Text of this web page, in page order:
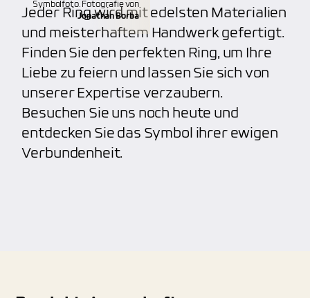
Jeder Ring wird mit edelsten Materialien
und meisterhaftem Handwerk gefertigt.
Finden Sie den perfekten Ring, um Ihre
Liebe zu feiern und lassen Sie sich von
unserer Expertise verzaubern.
Besuchen Sie uns noch heute und
entdecken Sie das Symbol ihrer ewigen
Verbundenheit.
Symbolfoto. Fotografie von
Jonathan Borba